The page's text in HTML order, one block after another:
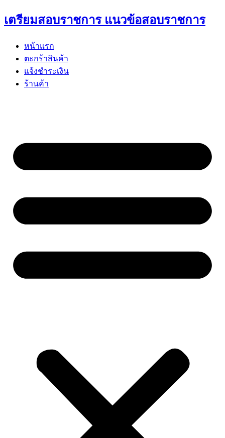
Skip
to
เตรียมสอบราชการ แนวข้อสอบราชการ
หน้าแรก
ตะกร้าสินค้า
แจ้งชำระเงิน
ร้านค้า